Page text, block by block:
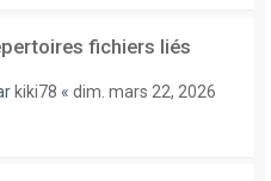
fichiers liés
kiki78 « dim. mars 22, 2026